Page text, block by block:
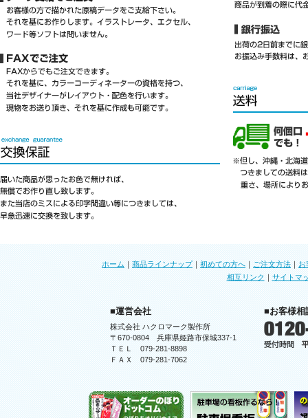
ホーム ｜ 商品ラインナップ｜ 初めての方へ ｜ ご注文方法 ｜ お
相互リンク ｜ サイトマ
■運営会社
株式会社 ハクロマーク製作所
〒670-0804 兵庫県姫路市保城337-1
ＴＥＬ 079-281-8898
ＦＡＸ 079-281-7062
■お客様相